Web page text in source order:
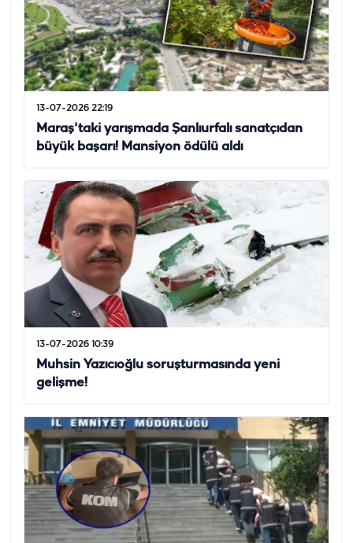
13-07-2026 22:19
Maraş'taki yarışmada Şanlıurfalı sanatçıdan
büyük başarı! Mansiyon ödülü aldı
13-07-2026 10:39
Muhsin Yazıcıoğlu soruşturmasında yeni
gelişme!